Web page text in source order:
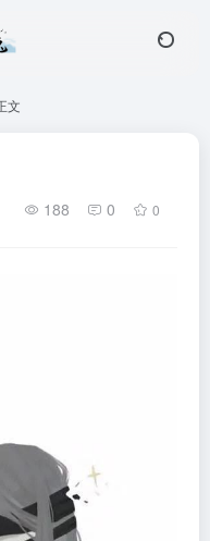
文
188 0 0